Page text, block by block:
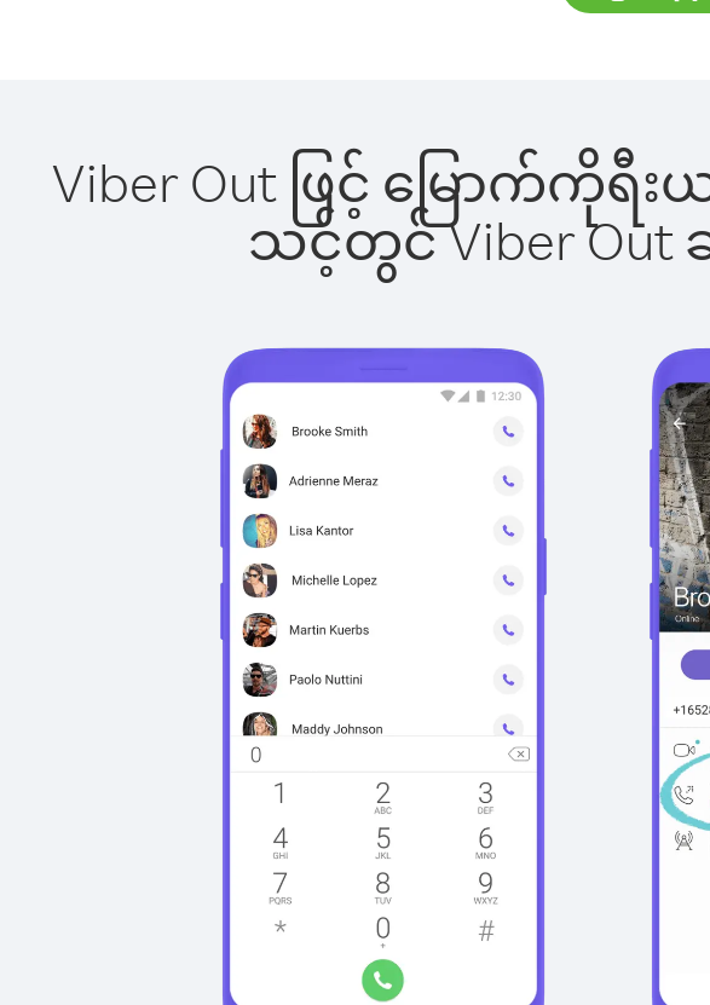
Viber Out ဖြင့် မြောက်ကို
သင့်တွင် Viber